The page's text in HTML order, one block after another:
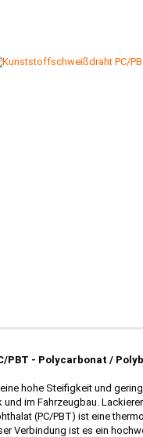
PBT - Polycarbonat /
eine hohe Steifigkeit und
und im Fahrzeugbau.
(PC/PBT) ist eine
Verbindung ist es ein